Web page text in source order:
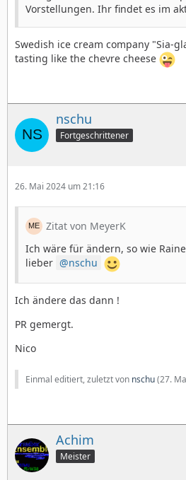
Vorstellungen. Ihr findet es im
Swedish ice cream company "Sia-
tasting like the chevre cheese
nschu
Fortgeschrittener
26. Mai 2024 um 21:16
Zitat von MeyerK
Ich wäre für ändern, so wie
lieber
nschu
Ich ändere das dann !
PR gemergt.
Nico
Einmal editiert, zuletzt von nschu(27.
Achim
Meister